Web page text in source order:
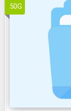
星
50G
[TH]